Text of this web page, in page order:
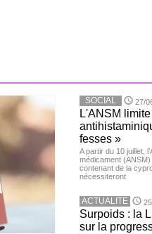
SOCIAL 27/
L'ANSM
fesses »
A partir du 10 juillet,
médicament
contenant de la
nécessiteront
ACTUALITE
Surpoids : la
sur la